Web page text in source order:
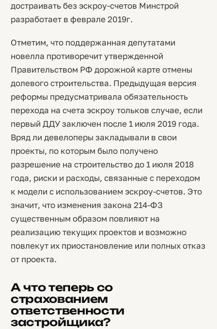
достраивать без эскроу-счетов Минстрой
разработает в феврале 2019г.
Отметим, что поддержанная депутатами
новелла противоречит утвержденной
Правительством РФ дорожной карте отмены
долевого строительства. Предыдущая версия
реформы предусматривала обязательность
перехода на счета эскроу тольков случае, если
первый ДДУ заключен после 1 июля 2019 года.
Вряд ли девелоперы закладывали в свои
проекты, по которым было получено
разрешение на строительство до 1 июля 2018
года, риски и расходы, связанные с переходом
к модели с использованием эскроу-счетов. Это
значит, что изменения закона 214-ФЗ
существенным образом повлияют на
реализацию текущих проектов и возможно
повлекут их приостановление или полных отказ
от проекта.
А что теперь со
страхованием
ответственности
застройщика?